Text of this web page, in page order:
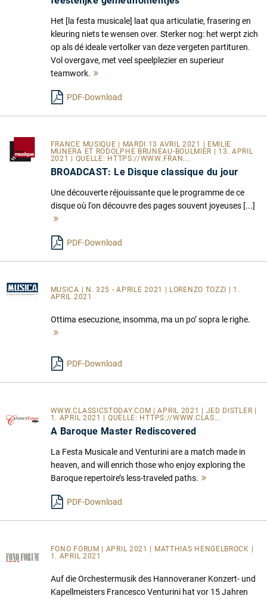
Het [la festa musicale] laat qua articulatie, frasering en
kleuring niets te wensen over. Sterker nog: het werpt zich
op als dé ideale vertolker van deze vergeten partituren.
Vol overgave, met veel speelplezier en superieur
teamwork.
PDF-Download
FRANCE MUSIQUE | MARDI 13 AVRIL 2021 | EMILIE
MUNERA ET RODOLPHE BRUNEAU-BOULMIER | 13. APRIL
2021 | QUELLE: HTTPS://WWW.FRAN...
BROADCAST: Le Disque classique du jour
Une découverte réjouissante que le programme de ce
disque où l'on découvre des pages souvent joyeuses [...]
PDF-Download
MUSICA | N. 325 - APRILE 2021 | LORENZO TOZZI | 1.
APRIL 2021
Ottima esecuzione, insomma, ma un po’ sopra le righe.
PDF-Download
WWW.CLASSICSTODAY.COM | APRIL 2021 | JED DISTLER |
1. APRIL 2021 | QUELLE: HTTPS://WWW.CLAS...
A Baroque Master Rediscovered
La Festa Musicale and Venturini are a match made in
heaven, and will enrich those who enjoy exploring the
Baroque repertoire’s less-traveled paths.
PDF-Download
FONO FORUM | APRIL 2021 | MATTHIAS HENGELBROCK |
1. APRIL 2021
Auf die Orchestermusik des Hannoveraner Konzert- und
Kapellmeisters Francesco Venturini hat vor 15 Jahren